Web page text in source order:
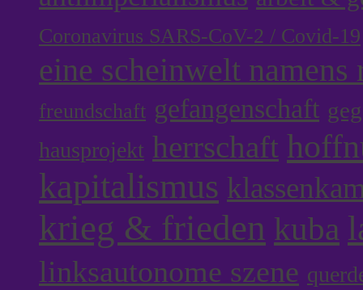
Coronavirus SARS-CoV-2 / Covid-19
eine scheinwelt namens
freundschaft gefangenschaft
hausprojekt herrschaft
kapitalismus
krieg & frieden kuba
linksautonome szene